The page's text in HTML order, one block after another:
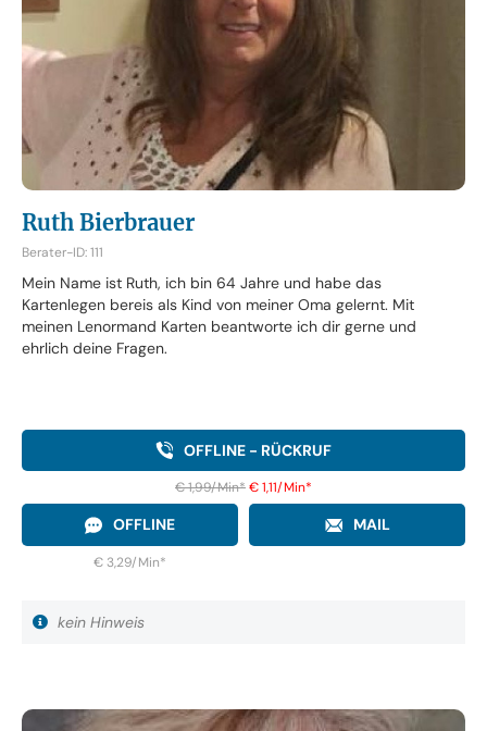
Ruth Bierbrauer
Berater-ID: 111
Mein Name ist Ruth, ich bin 64 Jahre und habe das
Kartenlegen bereis als Kind von meiner Oma gelernt. Mit
meinen Lenormand Karten beantworte ich dir gerne und
ehrlich deine Fragen.
OFFLINE - RÜCKRUF
€ 1,99/Min*€ 1,11/Min*
OFFLINE MAIL
€ 3,29/Min*
kein Hinweis